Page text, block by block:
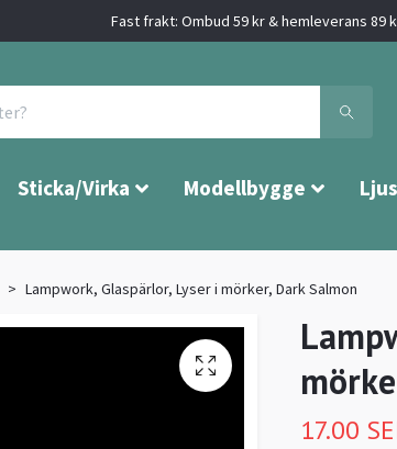
Fast frakt: Ombud 59 kr & hemleverans
Sticka/Virka Modellbygge
Lampwork, Glaspärlor, Lyser i mörker, Dark Salmon
17.00